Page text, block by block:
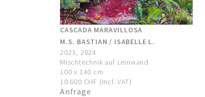
CASCADA MARAVILLOSA
M.S. BASTIAN / ISABELLE L.
2023, 2024
Mischtechnik auf Leinwand
100 x 140 cm
10.600 CHF (incl. VAT)
Anfrage